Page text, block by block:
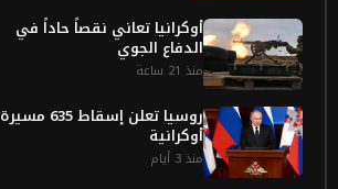
أوكرانيا تعاني نقصاً حاداً في
الدفاع الجوي
منذ 21 ساعة
روسيا تعلن إسقاط 635 مسيرة
أوكرانية
منذ 3 أيام